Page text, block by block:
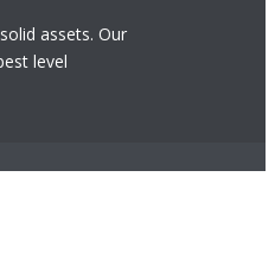
assets. Our
level